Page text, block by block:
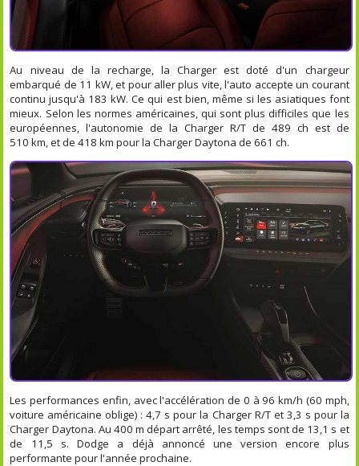
Au niveau de la recharge, la Charger est doté d'un chargeur
embarqué de 11 kW, et pour aller plus vite, l'auto accepte un courant
continu jusqu'à 183 kW. Ce qui est bien, même si les asiatiques font
mieux. Selon les normes américaines, qui sont plus difficiles que les
européennes, l'autonomie de la Charger R/T de 489 ch est de
510 km, et de 418 km pour la Charger Daytona de 661 ch.
Les performances enfin, avec l'accélération de 0 à 96 km/h (60 mph,
voiture américaine oblige) : 4,7 s pour la Charger R/T et 3,3 s pour la
Charger Daytona. Au 400 m départ arrêté, les temps sont de 13,1 s et
de 11,5 s. Dodge a déjà annoncé une version encore plus
performante pour l'année prochaine.